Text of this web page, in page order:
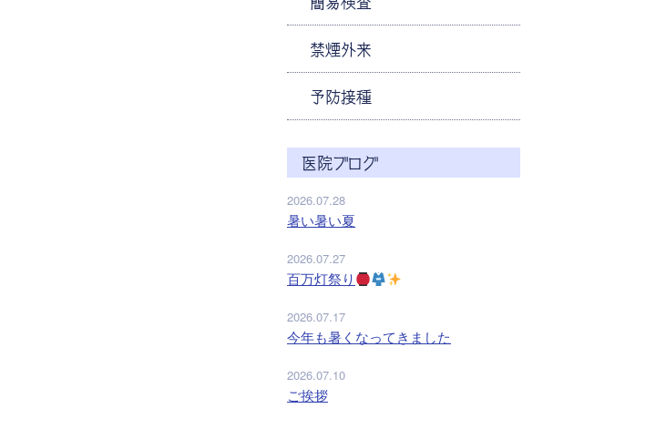
禁煙外来
予防接種
医院ブログ
2026.07.28
暑い暑い夏
2026.07.27
百万灯祭り
2026.07.17
今年も暑くなってきました
2026.07.10
ご挨拶